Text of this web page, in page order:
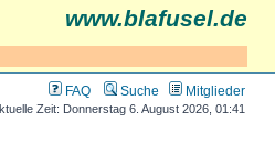
www.blafusel.de
FAQ Suche Mitglieder
Zeit: Donnerstag 6. August 2026, 01:41